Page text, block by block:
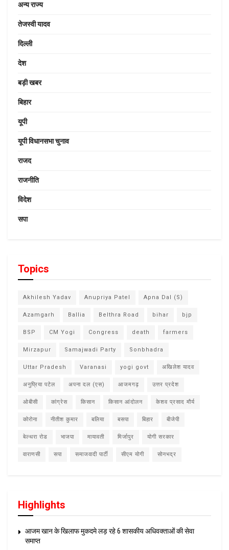
अन्य राज्य
तेजस्वी यादव
दिल्ली
देश
बड़ी खबर
बिहार
यूपी
यूपी विधानसभा चुनाव
राजद
राजनीति
विदेश
सपा
Topics
Akhilesh Yadav Anupriya Patel Apna Dal (S)
Azamgarh Ballia Belthra Road bihar bjp
BSP CM Yogi Congress death farmers
Mirzapur Samajwadi Party Sonbhadra
Uttar Pradesh Varanasi yogi govt अखिलेश यादव
अनुप्रिया पटेल अपना दल (एस) आजमगढ़ उत्तर प्रदेश
ओबीसी कांग्रेस किसान किसान आंदोलन केशव प्रसाद मौर्य
कोरोना नीतीश कुमार बलिया बसपा बिहार बीजेपी
बेल्थरा रोड भाजपा मायावती मिर्जापुर योगी सरकार
वाराणसी सपा समाजवादी पार्टी सीएम योगी सोनभद्र
Highlights
आजम खान के खिलाफ मुकदमे लड़ रहे 6 शासकीय अधिवक्ताओं की सेवा
समाप्त